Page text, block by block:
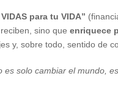
para tu VIDA”
sino queenriquece
y, sobre todo, sentido de
es solo cambiar el mundo,